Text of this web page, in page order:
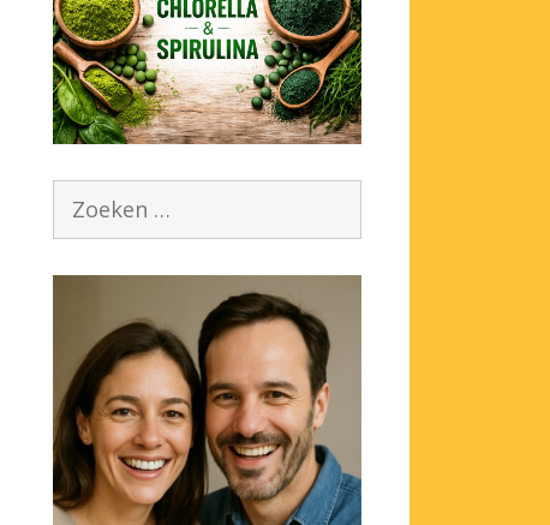
Zoek